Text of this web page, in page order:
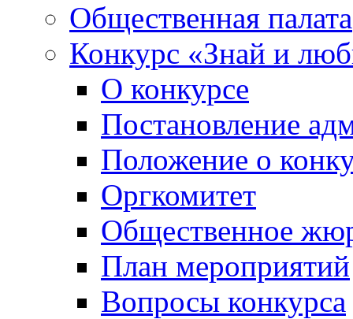
Общественная палата
Конкурс «Знай и
О конкурсе
Постановление
Положение о
Оргкомитет
Общественное
План мероприятий
Вопросы конкурса